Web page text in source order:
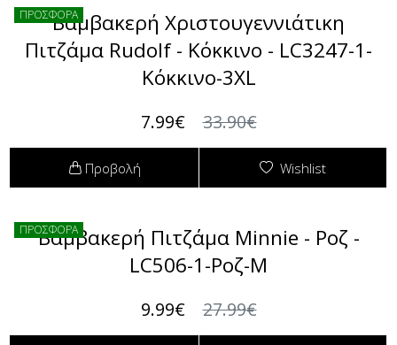
ΠΡΟΣΦΟΡΑΒαμβακερή Χριστουγεννιάτικη
Πιτζάμα Rudolf - Κόκκινο - LC3247-1-
Κόκκινο-3XL
7.99€ 33.90€
Προβολή Wishlist
ΠΡΟΣΦΟΡΑ
Βαμβακερή Πιτζάμα Minnie - Ροζ -
LC506-1-Ροζ-M
9.99€ 27.99€
Jeans (Τζιν) Παντελόνια